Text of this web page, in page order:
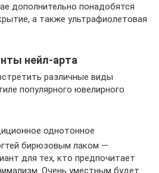
дополнительно понадобятся
а также ультрафиолетовая
нейл-арта
различные виды
популярного ювелирного
однотонное
бирюзовым лаком —
для тех, кто предпочитает
Очень уместным будет